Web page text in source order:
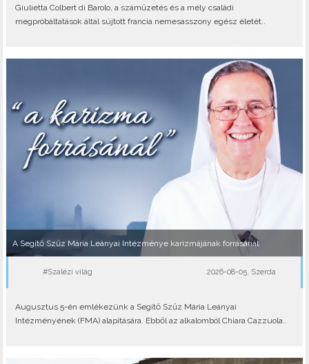
Giulietta Colbert di Barolo, a száműzetés és a mély családi
megpróbáltatások által sújtott francia nemesasszony egész életét..
A Segítő Szűz Mária Leányai Intézménye karizmájának forrásánál
#Szalézi világ 2026-08-05, Szerda
Augusztus 5-én emlékezünk a Segítő Szűz Mária Leányai
Intézményének (FMA) alapítására. Ebből az alkalomból Chiara Cazzuola..